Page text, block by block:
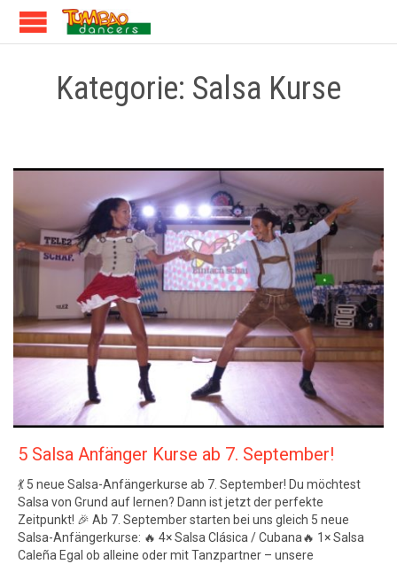
Kategorie: Salsa Kurse
5 Salsa Anfänger Kurse ab 7. September!
💃 5 neue Salsa-Anfängerkurse ab 7. September! Du möchtest
Salsa von Grund auf lernen? Dann ist jetzt der perfekte
Zeitpunkt! 🎉 Ab 7. September starten bei uns gleich 5 neue
Salsa-Anfängerkurse: 🔥 4× Salsa Clásica / Cubana🔥 1× Salsa
Caleña Egal ob alleine oder mit Tanzpartner – unsere